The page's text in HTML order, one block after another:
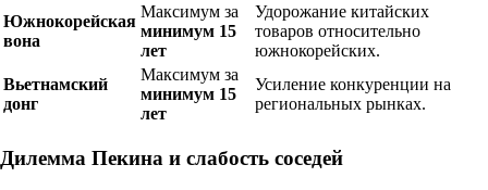
Южнокорейская
вона
Максимум за
минимум 15
лет
Удорожание китайских
товаров относительно
южнокорейских.
Вьетнамский
донг
Максимум за
минимум 15
лет
Усиление конкуренции на
региональных рынках.
Дилемма Пекина и слабость соседей